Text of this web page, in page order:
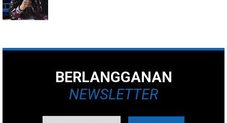
BERLANGGANAN
NEWSLETTER